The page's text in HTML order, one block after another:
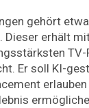
gehört
Dieser erhält
Er soll KI-